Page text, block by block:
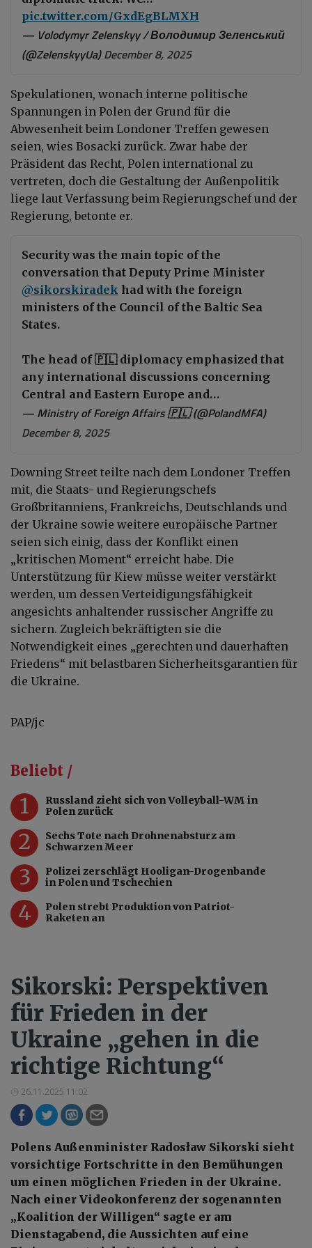
pic.twitter.com/GxdEgBLMXH
— Volodymyr Zelenskyy / Володимир Зеленський
(@ZelenskyyUa)December 8, 2025
Spekulationen, wonach interne politische
Spannungen in Polen der Grund für die
Abwesenheit beim Londoner Treffen gewesen
seien, wies Bosacki zurück. Zwar habe der
Präsident das Recht, Polen international zu
vertreten, doch die Gestaltung der Außenpolitik
liege laut Verfassung beim Regierungschef und der
Regierung, betonte er.
Security was the main topic of the
conversation that Deputy Prime Minister
@sikorskiradek had with the foreign
ministers of the Council of the Baltic Sea
States.
The head of 🇵🇱 diplomacy emphasized that
any international discussions concerning
Central and Eastern Europe and…
— Ministry of Foreign Affairs 🇵🇱 (@PolandMFA)
December 8, 2025
Downing Street teilte nach dem Londoner Treffen
mit, die Staats- und Regierungschefs
Großbritanniens, Frankreichs, Deutschlands und
der Ukraine sowie weitere europäische Partner
seien sich einig, dass der Konflikt einen
„kritischen Moment“ erreicht habe. Die
Unterstützung für Kiew müsse weiter verstärkt
werden, um dessen Verteidigungsfähigkeit
angesichts anhaltender russischer Angriffe zu
sichern. Zugleich bekräftigten sie die
Notwendigkeit eines „gerechten und dauerhaften
Friedens“ mit belastbaren Sicherheitsgarantien für
die Ukraine.
PAP/jc
Beliebt /
1
Russland zieht sich von Volleyball-WM in
Polen zurück
2
Sechs Tote nach Drohnenabsturz am
Schwarzen Meer
3
Polizei zerschlägt Hooligan-Drogenbande
in Polen und Tschechien
4
Polen strebt Produktion von Patriot-
Raketen an
Sikorski: Perspektiven
für Frieden in der
Ukraine „gehen in die
richtige Richtung“
26.11.2025 11:02
Polens Außenminister Radosław Sikorski sieht
vorsichtige Fortschritte in den Bemühungen
um einen möglichen Frieden in der Ukraine.
Nach einer Videokonferenz der sogenannten
„Koalition der Willigen“ sagte er am
Dienstagabend, die Aussichten auf eine